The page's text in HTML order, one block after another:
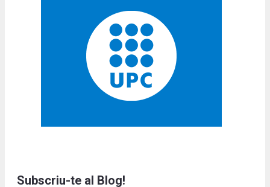
Subscriu-te al Blog!